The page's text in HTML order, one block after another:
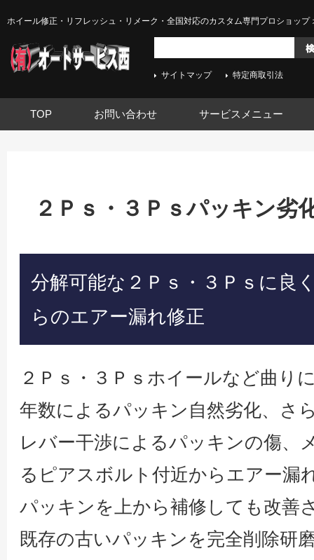
ホイール修正・リフレッシュ・リメーク・全国対応のカスタム専門プロショップ
サイトマップ 特定商取引法
TOP お問い合わせ サービスメニュー
２Ｐｓ・３Ｐｓパッキン劣
分解可能な２Ｐｓ・３Ｐｓに良
らのエアー漏れ修正
２Ｐｓ・３Ｐｓホイールなど曲り
年数によるパッキン自然劣化、さ
レバー干渉によるパッキンの傷、
るピアスボルト付近からエアー漏
パッキンを上から補修しても改善
既存の古いパッキンを完全削除研